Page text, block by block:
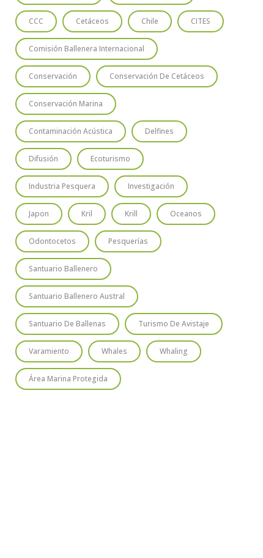
CCC Cetáceos Chile CITES
Comisión Ballenera Internacional
Conservación Conservación De Cetáceos
Conservación Marina
Contaminación Acústica Delfines
Difusión Ecoturismo
Industria Pesquera Investigación
Japon Kril Krill Oceanos
Odontocetos Pesquerías
Santuario Ballenero
Santuario Ballenero Austral
Santuario De Ballenas Turismo De Avistaje
Varamiento Whales Whaling
Área Marina Protegida